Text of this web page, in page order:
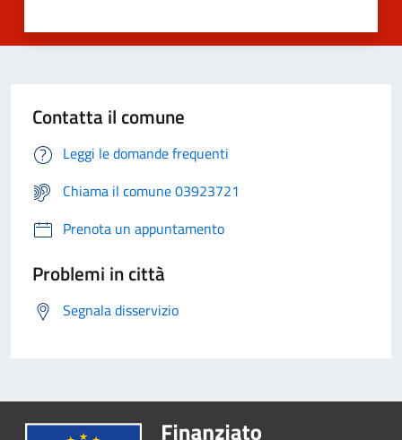
Contatta il comune
Leggi le domande frequenti
Chiama il comune 03923721
Prenota un appuntamento
Problemi in città
Segnala disservizio